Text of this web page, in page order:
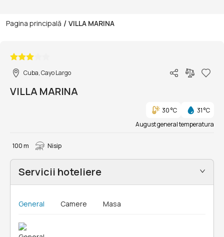
Pagina principală / VILLA MARINA
Cuba, Cayo Largo
VILLA MARINA
30 °C
31 °C
August general temperatura
100 m Nisip
Servicii hoteliere
General Camere Masa